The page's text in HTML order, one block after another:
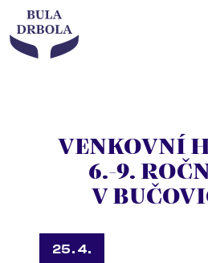
VENKOVNÍ
6.-9.
V
25. 4.